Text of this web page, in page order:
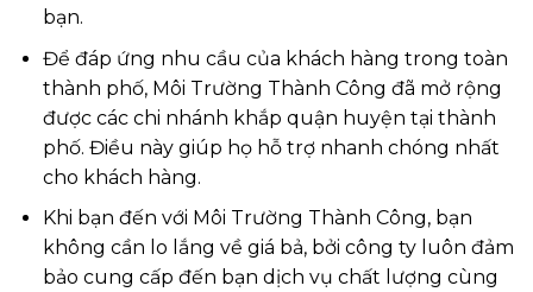
bạn.
Để đáp ứng nhu cầu của khách hàng trong toàn
thành phố, Môi Trường Thành Công đã mở rộng
được các chi nhánh khắp quận huyện tại thành
phố. Điều này giúp họ hỗ trợ nhanh chóng nhất
cho khách hàng.
Khi bạn đến với Môi Trường Thành Công, bạn
không cần lo lắng về giá bả, bởi công ty luôn đảm
bảo cung cấp đến bạn dịch vụ chất lượng cùng